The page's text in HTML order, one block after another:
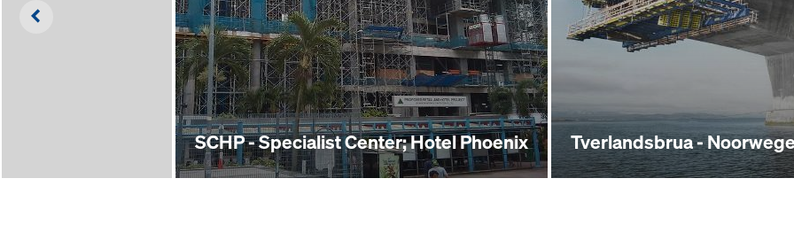
SCHP - Specialist Center; Hotel Phoenix Tverlandsbrua -
Left